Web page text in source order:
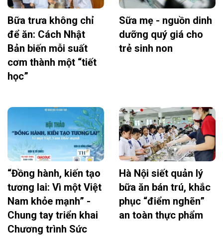
Bữa trưa không chỉ
để ăn: Cách Nhật
Bản biến mỗi suất
cơm thành một “tiết
học”
Sữa mẹ - nguồn dinh
dưỡng quý giá cho
trẻ sinh non
“Đồng hành, kiến tạo
tương lai: Vì một Việt
Nam khỏe mạnh” -
Chung tay triển khai
Chương trình Sức
Hà Nội siết quản lý
bữa ăn bán trú, khắc
phục “điểm nghẽn”
an toàn thực phẩm